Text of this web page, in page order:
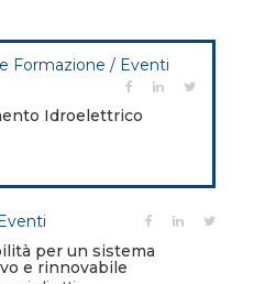
Formazione / Eventi
Idroelettrico
per un sistema
e rinnovabile